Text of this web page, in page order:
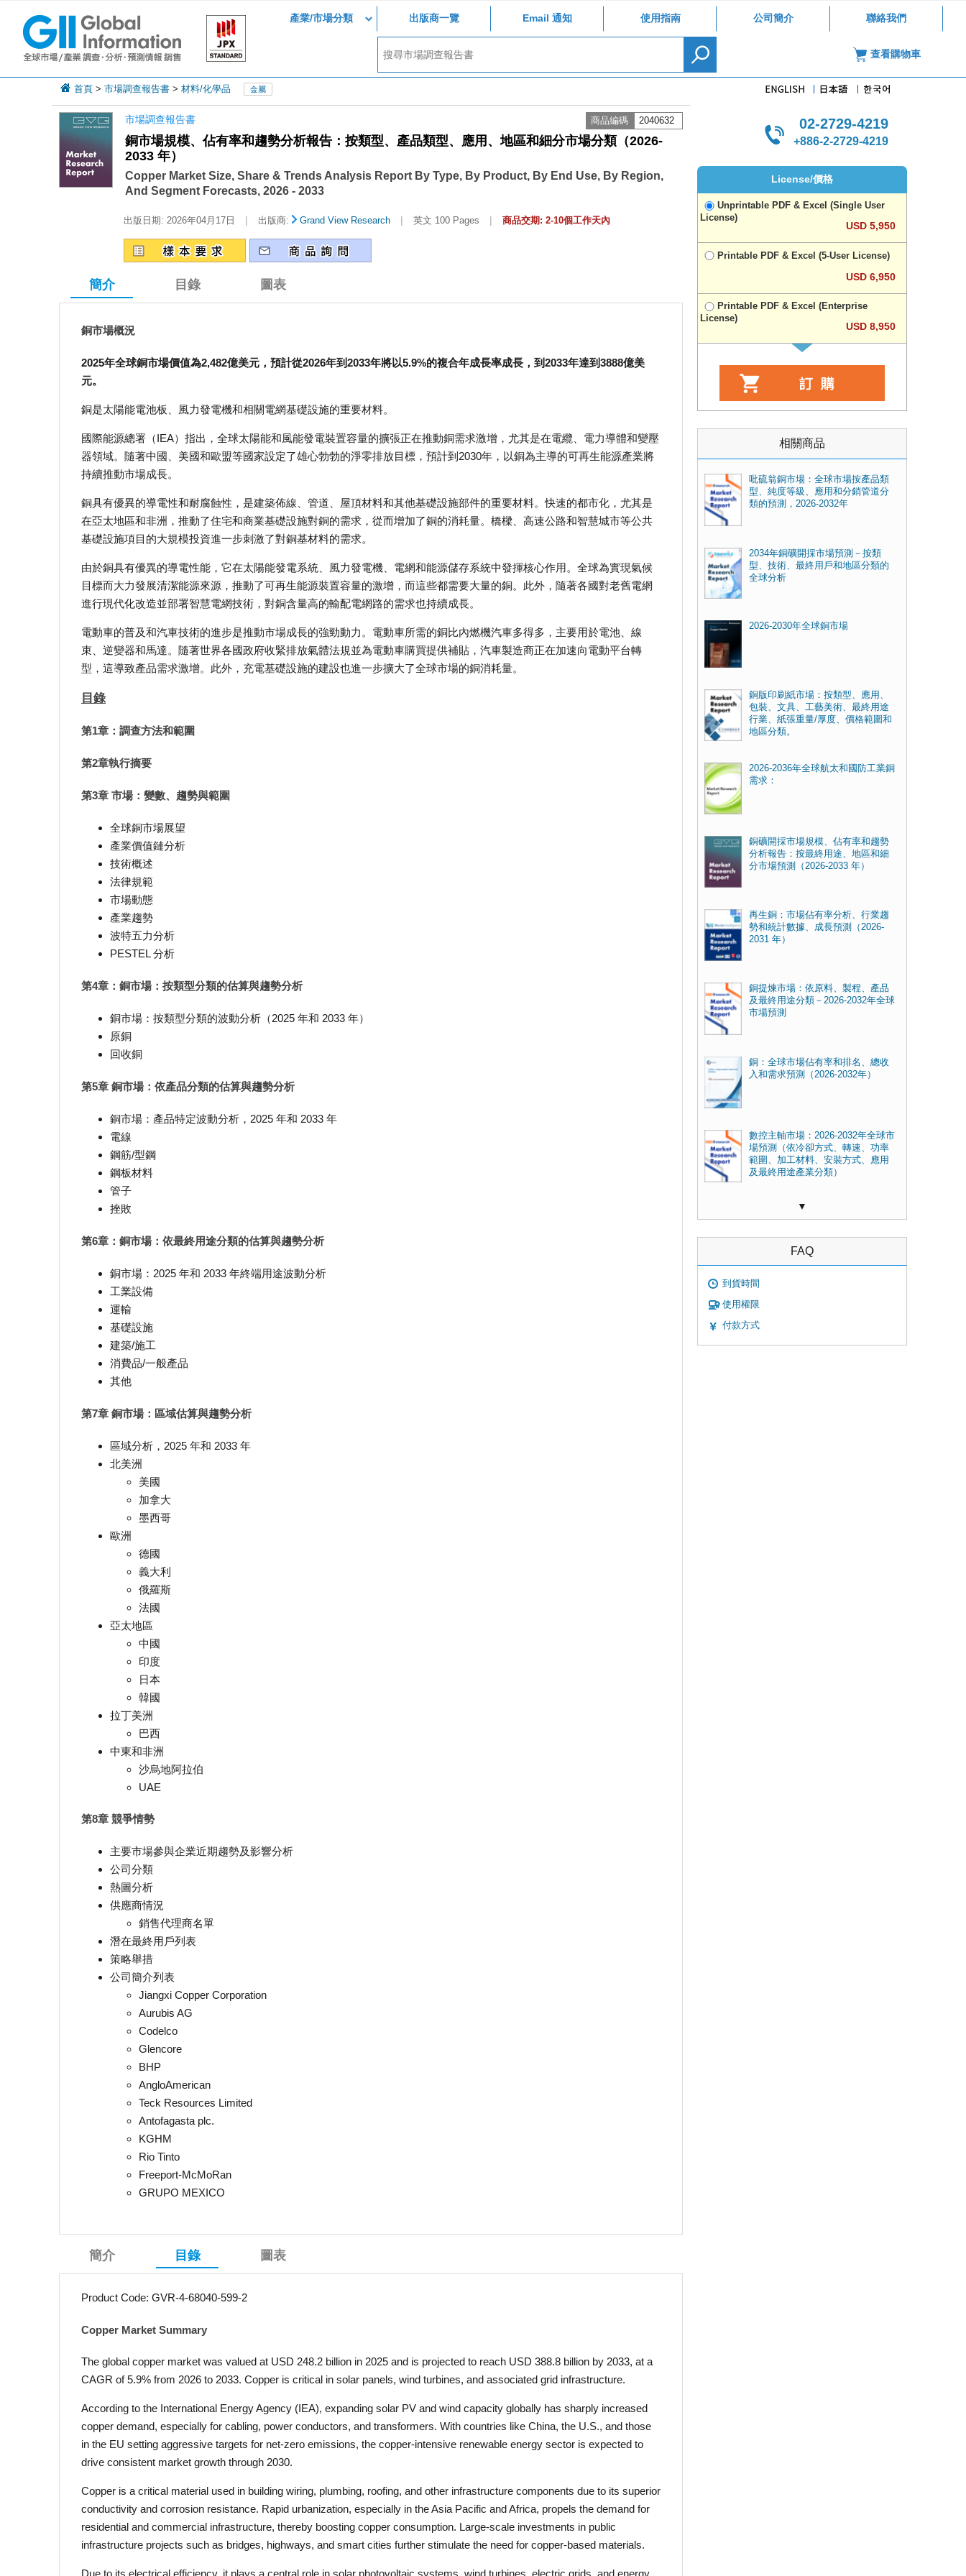
產業/市場分類 出版商一覽 Email 通知 使用指南 公司簡介 聯絡我們
查看購物車
首頁 > 市場調查報告書 > 材料/化學品 金屬
市場調查報告書 商品編碼 2040632
銅市場規模、佔有率和趨勢分析報告：按類型、產品類型、應用、地區和細分市場分類（2026-
2033 年）
Copper Market Size, Share & Trends Analysis Report By Type, By Product, By End Use, By Region,
And Segment Forecasts, 2026 - 2033
出版日期: 2026年04月17日 | 出版商: Grand View Research | 英文 100 Pages | 商品交期: 2-10個工作天內
簡介 目錄 圖表
銅市場概況
2025年全球銅市場價值為2,482億美元，預計從2026年到2033年將以5.9%的複合年成長率成長，到2033年達到3888億美
元。
銅是太陽能電池板、風力發電機和相關電網基礎設施的重要材料。
國際能源總署（IEA）指出，全球太陽能和風能發電裝置容量的擴張正在推動銅需求激增，尤其是在電纜、電力導體和變壓
器領域。隨著中國、美國和歐盟等國家設定了雄心勃勃的淨零排放目標，預計到2030年，以銅為主導的可再生能源產業將
持續推動市場成長。
銅具有優異的導電性和耐腐蝕性，是建築佈線、管道、屋頂材料和其他基礎設施部件的重要材料。快速的都市化，尤其是
在亞太地區和非洲，推動了住宅和商業基礎設施對銅的需求，從而增加了銅的消耗量。橋樑、高速公路和智慧城市等公共
基礎設施項目的大規模投資進一步刺激了對銅基材料的需求。
由於銅具有優異的導電性能，它在太陽能發電系統、風力發電機、電網和能源儲存系統中發揮核心作用。全球為實現氣候
目標而大力發展清潔能源來源，推動了可再生能源裝置容量的激增，而這些都需要大量的銅。此外，隨著各國對老舊電網
進行現代化改造並部署智慧電網技術，對銅含量高的輸配電網路的需求也持續成長。
電動車的普及和汽車技術的進步是推動市場成長的強勁動力。電動車所需的銅比內燃機汽車多得多，主要用於電池、線
束、逆變器和馬達。隨著世界各國政府收緊排放氣體法規並為電動車購買提供補貼，汽車製造商正在加速向電動平台轉
型，這導致產品需求激增。此外，充電基礎設施的建設也進一步擴大了全球市場的銅消耗量。
目錄
第1章：調查方法和範圍
第2章執行摘要
第3章 市場：變數、趨勢與範圍
全球銅市場展望
產業價值鏈分析
技術概述
法律規範
市場動態
產業趨勢
波特五力分析
PESTEL 分析
第4章：銅市場：按類型分類的估算與趨勢分析
銅市場：按類型分類的波動分析（2025 年和 2033 年）
原銅
回收銅
第5章 銅市場：依產品分類的估算與趨勢分析
銅市場：產品特定波動分析，2025 年和 2033 年
電線
鋼筋/型鋼
鋼板材料
管子
挫敗
第6章：銅市場：依最終用途分類的估算與趨勢分析
銅市場：2025 年和 2033 年終端用途波動分析
工業設備
運輸
基礎設施
建築/施工
消費品/一般產品
其他
第7章 銅市場：區域估算與趨勢分析
區域分析，2025 年和 2033 年
北美洲
美國
加拿大
墨西哥
歐洲
德國
義大利
俄羅斯
法國
亞太地區
中國
印度
日本
韓國
拉丁美洲
巴西
中東和非洲
沙烏地阿拉伯
UAE
第8章 競爭情勢
主要市場參與企業近期趨勢及影響分析
公司分類
熱圖分析
供應商情況
銷售代理商名單
潛在最終用戶列表
策略舉措
公司簡介列表
Jiangxi Copper Corporation
Aurubis AG
Codelco
Glencore
BHP
AngloAmerican
Teck Resources Limited
Antofagasta plc.
KGHM
Rio Tinto
Freeport-McMoRan
GRUPO MEXICO
簡介 目錄 圖表
Product Code: GVR-4-68040-599-2
Copper Market Summary
The global copper market was valued at USD 248.2 billion in 2025 and is projected to reach USD 388.8 billion by 2033, at a
CAGR of 5.9% from 2026 to 2033. Copper is critical in solar panels, wind turbines, and associated grid infrastructure.
According to the International Energy Agency (IEA), expanding solar PV and wind capacity globally has sharply increased
copper demand, especially for cabling, power conductors, and transformers. With countries like China, the U.S., and those
in the EU setting aggressive targets for net-zero emissions, the copper-intensive renewable energy sector is expected to
drive consistent market growth through 2030.
Copper is a critical material used in building wiring, plumbing, roofing, and other infrastructure components due to its superior
conductivity and corrosion resistance. Rapid urbanization, especially in the Asia Pacific and Africa, propels the demand for
residential and commercial infrastructure, thereby boosting copper consumption. Large-scale investments in public
infrastructure projects such as bridges, highways, and smart cities further stimulate the need for copper-based materials.
02-2729-4219
+886-2-2729-4219
License/價格
Unprintable PDF & Excel (Single User
License)
USD 5,950
Printable PDF & Excel (5-User License)
USD 6,950
Printable PDF & Excel (Enterprise
License)
USD 8,950
相關商品
吡硫翁銅市場：全球市場按產品類
型、純度等級、應用和分銷管道分
類的預測，2026-2032年
2034年銅礦開採市場預測－按類
型、技術、最終用戶和地區分類的
全球分析
2026-2030年全球銅市場
銅版印刷紙市場：按類型、應用、
包裝、文具、工藝美術、最終用途
行業、紙張重量/厚度、價格範圍和
地區分類。
2026-2036年全球航太和國防工業銅
需求：
銅礦開採市場規模、佔有率和趨勢
分析報告：按最終用途、地區和細
分市場預測（2026-2033 年）
再生銅：市場佔有率分析、行業趨
勢和統計數據、成長預測（2026-
2031 年）
銅提煉市場：依原料、製程、產品
及最終用途分類－2026-2032年全球
市場預測
銅：全球市場佔有率和排名、總收
入和需求預測（2026-2032年）
數控主軸市場：2026-2032年全球市
場預測（依冷卻方式、轉速、功率
範圍、加工材料、安裝方式、應用
及最終用途產業分類）
▼
FAQ
到貨時間
使用權限
付款方式